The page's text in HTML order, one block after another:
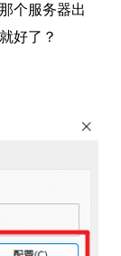
个服务器出
好了？